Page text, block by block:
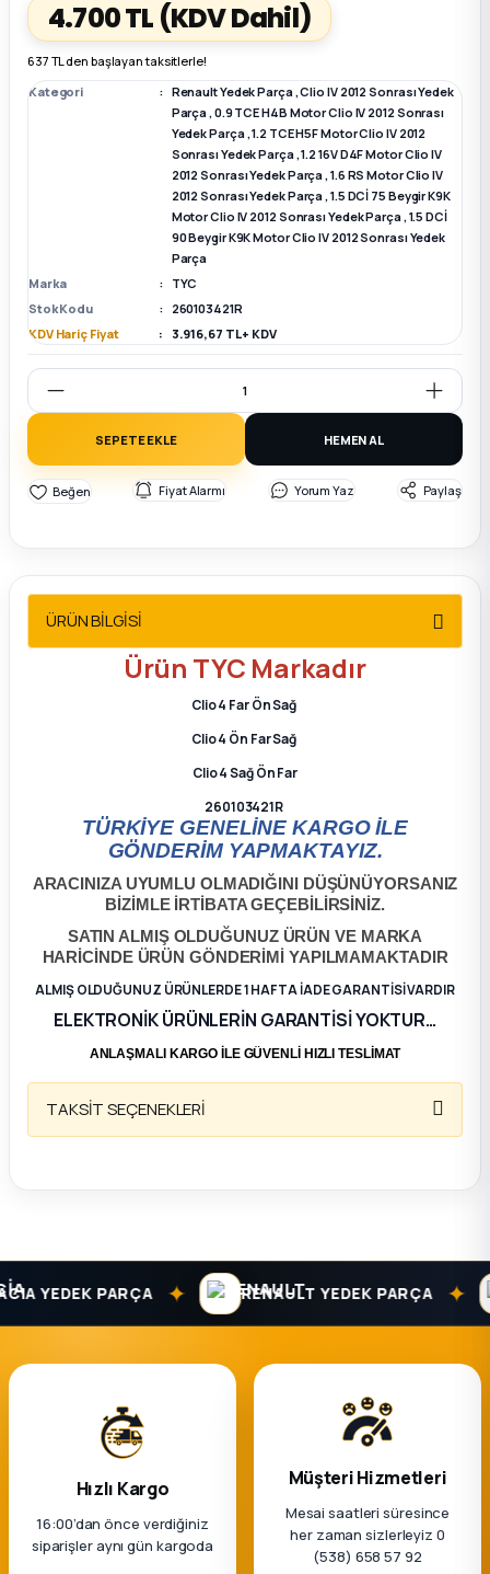
Parça
Parça
Parça
Sedan
Parça
Parça
4.700 TL (KDV Dahil)
637 TL den başlayan taksitlerle!
Kategori
Renault Yedek Parça,Clio IV 2012 Sonrası Yedek
Parça,0.9 TCE H4B Motor Clio IV 2012 Sonrası
Yedek Parça,1.2 TCE H5F Motor Clio IV 2012
Sonrası Yedek Parça,1.2 16V D4F Motor Clio IV
2012 Sonrası Yedek Parça,1.6 RS Motor Clio IV
2012 Sonrası Yedek Parça,1.5 DCİ 75 Beygir K9K
Motor Clio IV 2012 Sonrası Yedek Parça,1.5 DCİ
90 Beygir K9K Motor Clio IV 2012 Sonrası Yedek
Parça
Marka
TYC
Stok Kodu
260103421R
KDV Hariç Fiyat
3.916,67 TL + KDV
SEPETE EKLE HEMEN AL
Fiyat Alarmı Yorum Yaz Paylaş
ÜRÜN BİLGİSİ
Ürün TYC Markadır
Clio 4 Far Ön Sağ
Clio 4 Ön Far Sağ
Clio 4 Sağ Ön Far
260103421R
TÜRKİYE GENELİNE KARGO İLE
GÖNDERİM YAPMAKTAYIZ.
ARACINIZA UYUMLU OLMADIĞINI DÜŞÜNÜYORSANIZ
BİZİMLE İRTİBATA GEÇEBİLİRSİNİZ.
SATIN ALMIŞ OLDUĞUNUZ ÜRÜN VE MARKA
HARİCİNDE ÜRÜN GÖNDERİMİ YAPILMAMAKTADIR
ALMIŞ OLDUĞUNUZ ÜRÜNLERDE 1 HAFTA İADE GARANTİSİ VARDIR
ELEKTRONİK ÜRÜNLERİN GARANTİSİ YOKTUR…
ANLAŞMALI KARGO İLE GÜVENLİ HIZLI TESLİMAT
TAKSİT SEÇENEKLERİ
YEDEK PARÇA ✦ RENAULT YEDEK PARÇA ✦
Hızlı Kargo
16:00’dan önce verdiğiniz
siparişler aynı gün kargoda
Müşteri Hizmetleri
Mesai saatleri süresince
her zaman sizlerleyiz 0
(538) 658 57 92